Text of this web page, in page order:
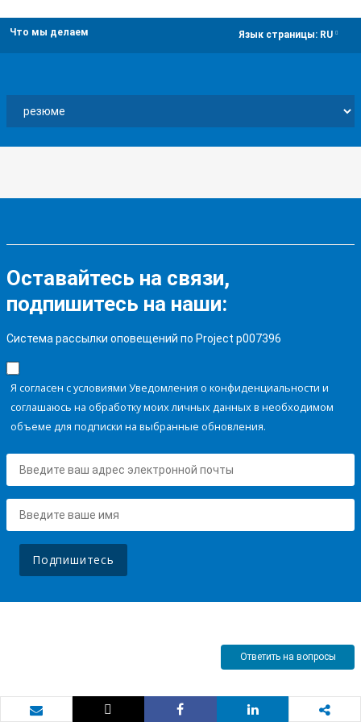
Что мы делаем Язык страницы: RU
Оставайтесь на связи,
подпишитесь на наши:
Система рассылки оповещений по Project p007396
Я согласен с условиями Уведомления о конфиденциальности и
соглашаюсь на обработку моих личных данных в необходимом
объеме для подписки на выбранные обновления.
Подпишитесь
Ответить на вопросы